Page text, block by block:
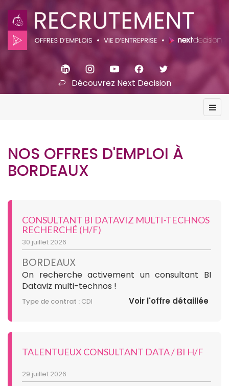
Découvrez Next Decision
NOS OFFRES D'EMPLOI À
BORDEAUX
CONSULTANT BI DATAVIZ MULTI-TECHNOS
RECHERCHÉ (H/F)
30 juillet 2026
BORDEAUX
Type de contrat : CDI
On recherche activement un consultant BI
Dataviz multi-technos !
Voir l'offre détaillée
TALENTUEUX CONSULTANT DATA / BI H/F
29 juillet 2026